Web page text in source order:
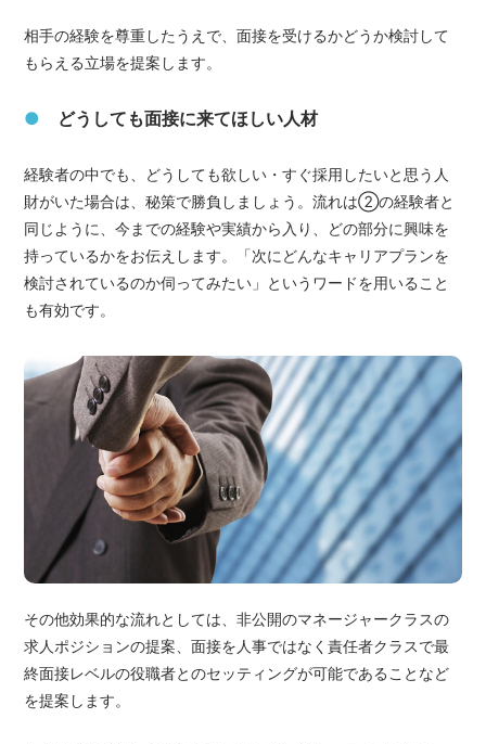
相手の経験を尊重したうえで、面接を受けるかどうか検討して
もらえる立場を提案します。
● どうしても面接に来てほしい人材
経験者の中でも、どうしても欲しい・すぐ採用したいと思う人
財がいた場合は、秘策で勝負しましょう。流れは②の経験者と
同じように、今までの経験や実績から入り、どの部分に興味を
持っているかをお伝えします。「次にどんなキャリアプランを
検討されているのか伺ってみたい」というワードを用いること
も有効です。
その他効果的な流れとしては、非公開のマネージャークラスの
求人ポジションの提案、面接を人事ではなく責任者クラスで最
終面接レベルの役職者とのセッティングが可能であることなど
を提案します。